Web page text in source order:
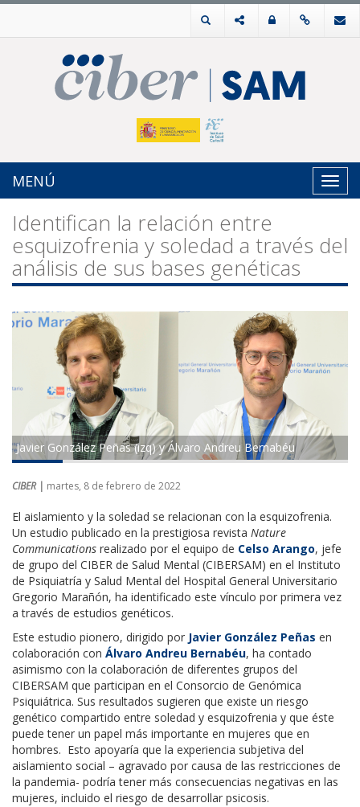
MENÚ
Identifican la relación entre
esquizofrenia y soledad a través del
análisis de sus bases genéticas
Javier González Peñas (izq) y Álvaro Andreu Bernabéu
CIBER | martes, 8 de febrero de 2022
El aislamiento y la soledad se relacionan con la esquizofrenia.
Un estudio publicado en la prestigiosa revista Nature
Communications realizado por el equipo de Celso Arango, jefe
de grupo del CIBER de Salud Mental (CIBERSAM) en el Instituto
de Psiquiatría y Salud Mental del Hospital General Universitario
Gregorio Marañón, ha identificado este vínculo por primera vez
a través de estudios genéticos.
Este estudio pionero, dirigido por Javier González Peñas en
colaboración con Álvaro Andreu Bernabéu, ha contado
asimismo con la colaboración de diferentes grupos del
CIBERSAM que participan en el Consorcio de Genómica
Psiquiátrica. Sus resultados sugieren que existe un riesgo
genético compartido entre soledad y esquizofrenia y que éste
puede tener un papel más importante en mujeres que en
hombres. Esto apoyaría que la experiencia subjetiva del
aislamiento social – agravado por causa de las restricciones de
la pandemia- podría tener más consecuencias negativas en las
mujeres, incluido el riesgo de desarrollar psicosis.